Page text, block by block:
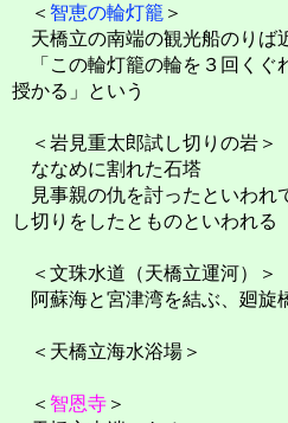
＜ 智恵の輪灯籠 ＞
天橋立の南端の観光船のりば
「この輪灯籠の輪を３回くぐ
授かる」という
＜岩見重太郎試し切りの岩＞
ななめに割れた石塔
見事親の仇を討ったといわれ
し切りをしたとものといわれる
＜文珠水道（天橋立運河）＞
阿蘇海と宮津湾を結ぶ、廻旋
＜天橋立海水浴場＞
＜ 智恩寺 ＞